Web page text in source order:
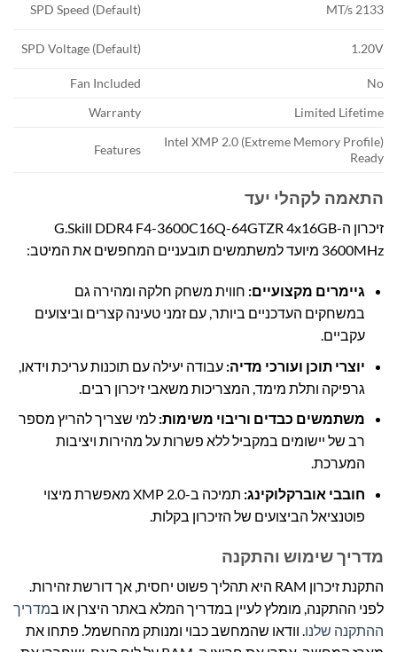
2133 MT/s
SPD Speed (Default)
1.20V
SPD Voltage (Default)
No
Fan Included
Limited Lifetime
Warranty
Intel XMP 2.0 (Extreme Memory Profile)
Ready
Features
התאמה לקהלי יעד
זיכרון ה-G.Skill DDR4 F4-3600C16Q-64GTZR 4x16GB
3600MHz מיועד למשתמשים תובעניים המחפשים את המיטב:
גיימרים מקצועיים: חווית משחק חלקה ומהירה גם
במשחקים העדכניים ביותר, עם זמני טעינה קצרים וביצועים
עקביים.
יוצרי תוכן ועורכי מדיה: עבודה יעילה עם תוכנות עריכת וידאו,
גרפיקה ותלת מימד, המצריכות משאבי זיכרון רבים.
משתמשים כבדים וריבוי משימות: למי שצריך להריץ מספר
רב של יישומים במקביל ללא פשרות על מהירות ויציבות
המערכת.
חובבי אוברקלוקינג:
תמיכה ב-XMP 2.0 מאפשרת מיצוי
פוטנציאל הביצועים של הזיכרון בקלות.
מדריך שימוש והתקנה
התקנת זיכרון RAM היא תהליך פשוט יחסית, אך דורשת זהירות.
לפני ההתקנה, מומלץ לעיין במדריך המלא באתר היצרן או במדריך
ההתקנה שלנו. וודאו שהמחשב כבוי ומנותק מהחשמל. פתחו את